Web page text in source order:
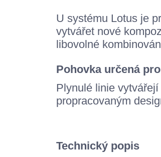
U systému Lotus je
vytvářet nové
libovolné
Pohovka určená
Plynulé linie
propracovaným
Technický popis